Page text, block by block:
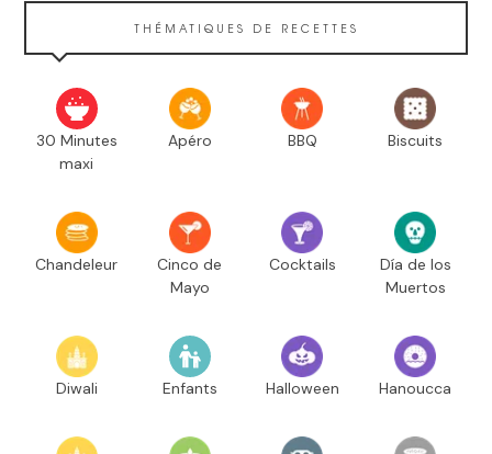
THÉMATIQUES DE RECETTES
30 Minutes
maxi
Apéro BBQ Biscuits
Chandeleur
Cinco de
Mayo
Cocktails
Día de los
Muertos
Diwali Enfants Halloween Hanoucca